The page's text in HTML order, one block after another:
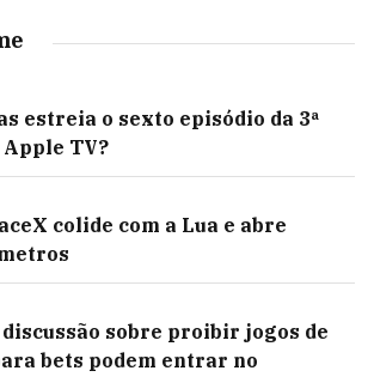
estreia o sexto episódio da 3ª
TV?
colide com a Lua e abre
discussão sobre proibir jogos de
bets podem entrar no